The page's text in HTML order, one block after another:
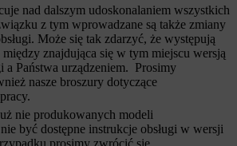
nad dalszym udoskonalaniem wszystkich
z tym wprowadzane są także zmiany
Może się tak zdarzyć, że występują
znajdująca się w tym miejscu wersją
a Państwa urządzeniem. Prosimy
nasze broszury dotyczące
nie produkowanych modeli
być dostępne instrukcje obsługi w wersji